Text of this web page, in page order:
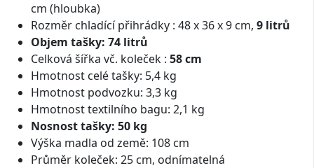
cm (hloubka)
Rozměr chladící přihrádky : 48 x 36 x 9 cm, 9 litrů
Objem tašky: 74 litrů
Celková šířka vč. koleček : 58 cm
Hmotnost celé tašky: 5,4 kg
Hmotnost podvozku: 3,3 kg
Hmotnost textilního bagu: 2,1 kg
Nosnost tašky: 50 kg
Výška madla od země: 108 cm
Průměr koleček: 25 cm, odnímatelná